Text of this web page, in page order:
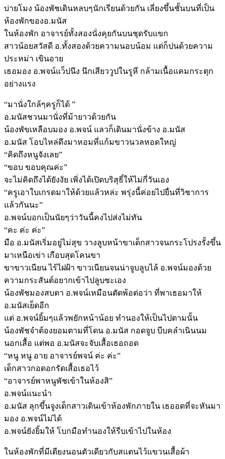
บ่ายโมง น้องพัชเดินหลบๆนักเรียนด้วยกัน เลี่ยงขึ้นชั้นบนที่เป็น
ห้องพักของอ.มนัส
ในห้องพัก อาจารย์ทั้งสองนั่งคุยกันบนชุดรับแขก
สาวน้อยสวัสดี อ.ทั้งสองด้วยความนอบน้อม แต่ก็ปนด้วยความ
ประหม่า เขินอาย
เธอมอง อ.พจน์แว็ปนึง นึกเสียววูปในรูหี กล้ามเนื้อแคมกระตุก
อย่างแรง
“มานั่งใกล้ๆครูก็ได้ ”
อ.มนัสชวนมานั่งที่ม้ายาวด้วยกัน
น้องพัขเหลือบมอง อ.พจน์ แลวก็เดินมานั่งข้าง อ.มนัส
อ.มนัส โอบไหล่ดึงมาหอมที่แก้มขาวนวลหอดใหญ่
“คิดถึงหนูจังเลย”
“ขอบ ขอบคุณค่ะ”
จะไม่คิดถึงได้ยังงัย เพิ่งได้เปิดบริสุธิ์ให้ไม่กี่วันเอง
“ครูเอาใบเกรดมาให้ด้วยแล้วหล่ะ พรุ่งนี้ค่อยไปยื่นที่วิชาการ
แล้วกันนะ”
อ.พจน์บอกเป็นนัยๆว่าวันนี้คงไปส่งไม่ทัน
“คะ ค่ะ ค่ะ”
มือ อ.มนัสเริ่มอยู่ไม่สุข วางลูบหน้าขาเด็กสาวจนกระโปรงรั้งขึ้น
มาเหนือเข่า เกือบสุดโคนขา
ขาขาวเนียน ไร้ไฝฝ้า ขาวเนียนจนน่าจูบลูบไล้ อ.พจน์มองด้วย
ความกระสันต์อยากเข้าไปลูบซะเอง
น้องพัชมองสบตา อ.พจน์เหมือนตัดพ้อต่อว่า ที่พาเธอมาให้
อ.มนัสเย็ดอีก
แต่ อ.พจน์ยิ้มๆแล้วพยักหน้าน้อย ทำนองให้เป็นไปตามนั้น
น้องพัชจำต้องยอมตามที่โดน อ.มนัส กอดจูบ บีบคลำเนินนม
นอกเสื้อ แต่พอ อ.มนัสจะจับเสื้อเธอถอด
“หนู หนู อาย อาจารย์พจน์ ค่ะ ค่ะ”
เด็กสาวกอดอกรัดเสื้อเธอไว้
“อาจารย์พาหนูพัชเข้าในห้องสิ”
อ.พจน์แนะนำ
อ.มนัส ลุกขึ้นจูงเด็กสาวเดินเข้าห้องพักภายใน เธออดที่จะหันมา
มอง อ.พจน์ไม่ได้
อ.พจน์ยังยิ้มให้ โบกมือทำนองให้รีบเข้าไปในห้อง
ในห้องพักที่มีเตียงนอนตัวเดียวกับสแตนไว้แขวนเสื้อผ้า